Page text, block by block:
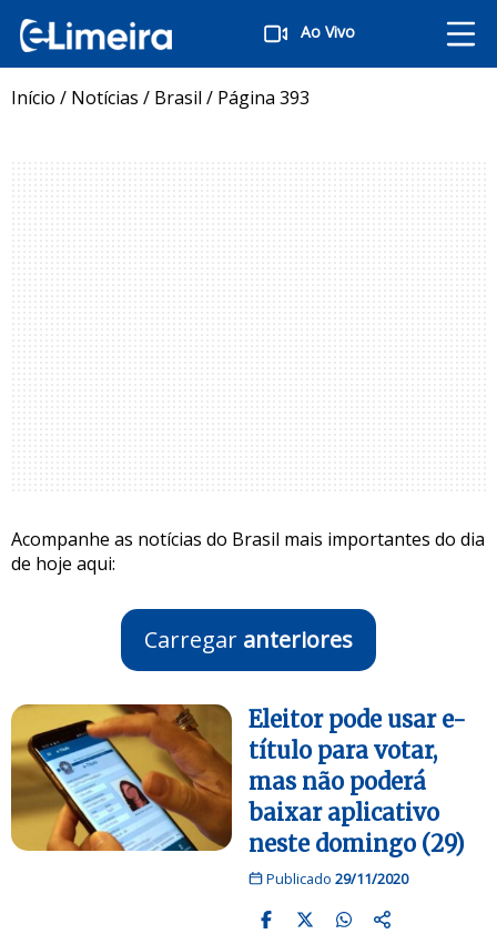
Ao Vivo
Início / Notícias / Brasil / Página 393
Acompanhe as notícias do Brasil mais importantes do dia
de hoje aqui:
Carregar anteriores
Eleitor pode usar e-
título para votar,
mas não poderá
baixar aplicativo
neste domingo (29)
Publicado 29/11/2020